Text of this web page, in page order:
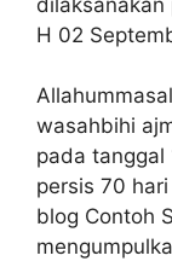
H 02
wasahbihi
pada tanggal
persis 70
blog Contoh